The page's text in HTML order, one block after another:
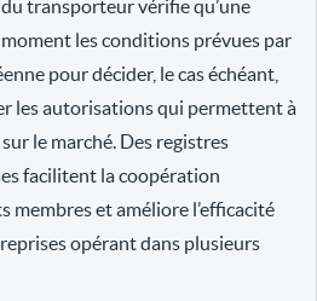
transporteur vérifie qu’une
les conditions prévues par
pour décider, le cas échéant,
les autorisations qui permettent à
le marché. Des registres
facilitent la coopération
et améliore l’efficacité
opérant dans plusieurs